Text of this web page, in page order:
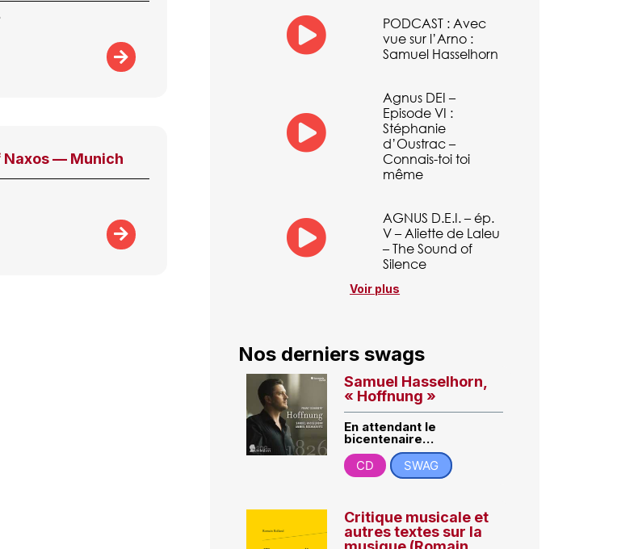
Naxos — Munich
PODCAST : Avec
vue sur l’Arno :
Samuel Hasselhorn
Agnus DEI –
Episode VI :
Stéphanie
d’Oustrac –
Connais-toi toi
même
AGNUS D.E.I. – ép.
V – Aliette de Laleu
– The Sound of
Silence
Voir plus
Nos derniers swags
Samuel Hasselhorn,
« Hoffnung »
En attendant le
bicentenaire…
CD
SWAG
Critique musicale et
autres textes sur la